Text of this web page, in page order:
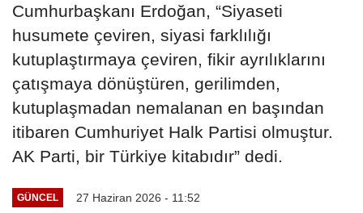
Cumhurbaşkanı Erdoğan, “Siyaseti
husumete çeviren, siyasi farklılığı
kutuplaştırmaya çeviren, fikir ayrılıklarını
çatışmaya dönüştüren, gerilimden,
kutuplaşmadan nemalanan en başından
itibaren Cumhuriyet Halk Partisi olmuştur.
AK Parti, bir Türkiye kitabıdır” dedi.
GÜNCEL 27 Haziran 2026 - 11:52